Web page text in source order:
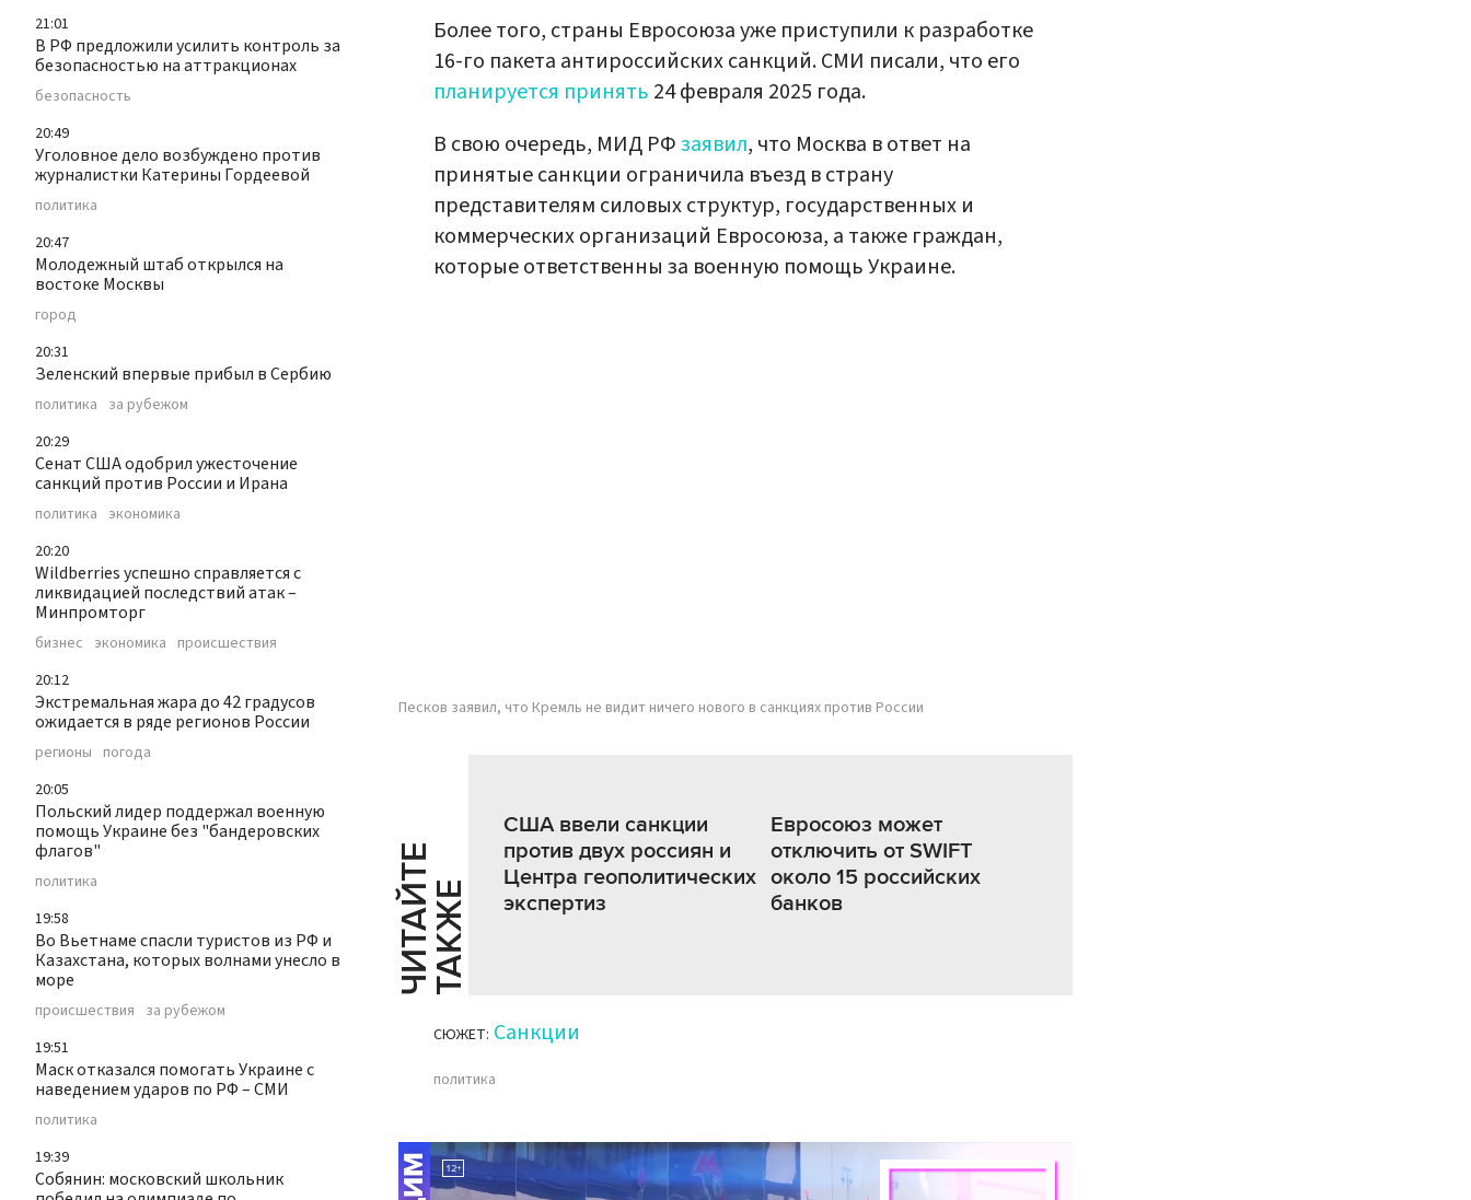
21:01
В РФ предложили усилить контроль за
безопасностью на аттракционах
безопасность
20:49
Уголовное дело возбуждено против
журналистки Катерины Гордеевой
политика
20:47
Молодежный штаб открылся на
востоке Москвы
город
20:31
Зеленский впервые прибыл в Сербию
политика за рубежом
20:29
Сенат США одобрил ужесточение
санкций против России и Ирана
политика экономика
20:20
Wildberries успешно справляется с
ликвидацией последствий атак –
Минпромторг
бизнес экономика происшествия
20:12
Экстремальная жара до 42 градусов
ожидается в ряде регионов России
регионы погода
20:05
Польский лидер поддержал военную
помощь Украине без "бандеровских
флагов"
политика
19:58
Во Вьетнаме спасли туристов из РФ и
Казахстана, которых волнами унесло в
море
происшествия за рубежом
19:51
Маск отказался помогать Украине с
наведением ударов по РФ – СМИ
политика
19:39
Собянин: московский школьник
Более того, страны Евросоюза уже приступили к разработке
16-го пакета антироссийских санкций. СМИ писали, что его
планируется принять 24 февраля 2025 года.
В свою очередь, МИД РФзаявил, что Москва в ответ на
принятые санкции ограничила въезд в страну
представителям силовых структур, государственных и
коммерческих организаций Евросоюза, а также граждан,
которые ответственны за военную помощь Украине.
Песков заявил, что Кремль не видит ничего нового в санкциях против России
Ч
И
Т
АЙ
Т
Е
Т
А
К
ЖЕ
США ввели санкции
против двух россиян и
Центра геополитических
экспертиз
Евросоюз может
отключить от SWIFT
около 15 российских
банков
СЮЖЕТ: Санкции
политика